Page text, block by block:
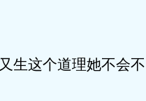
生这个道理她不会不